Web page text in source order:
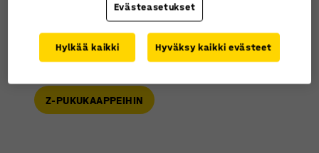
on jaettu kahteen eri kaappiin. Tällä Z-
pukukaapilla on samat ominaisuudet kuin
pukukaappi CLASSICilla, mutta lokero on
kapeampi ja siinä on vain ripustuskoukut.
Z-PUKUKAAPPEIHIN
Evästeasetukset
Hylkää kaikki Hyväksy kaikki evästeet